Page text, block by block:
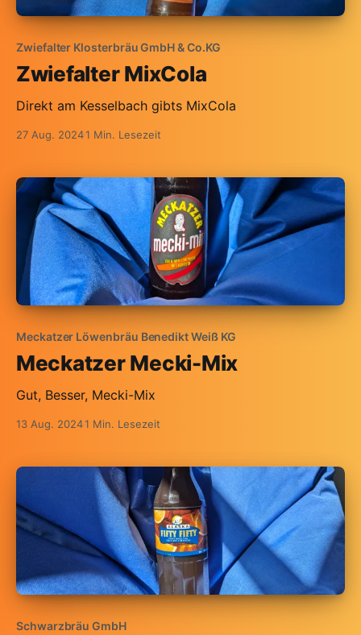
Zwiefalter Klosterbräu GmbH & Co.KG
Zwiefalter MixCola
Direkt am Kesselbach gibts MixCola
27 Aug. 20241 Min. Lesezeit
Meckatzer Löwenbräu Benedikt Weiß KG
Meckatzer Mecki-Mix
Gut, Besser, Mecki-Mix
13 Aug. 20241 Min. Lesezeit
Schwarzbräu GmbH